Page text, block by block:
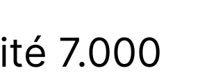
7.000